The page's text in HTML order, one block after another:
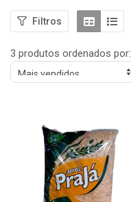
Filtros
3 produtos ordenados por: